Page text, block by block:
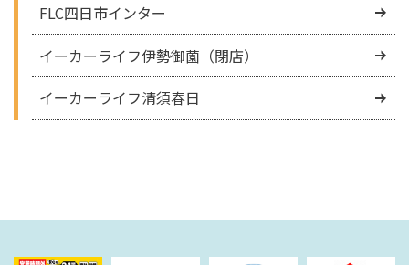
FLC四日市インター
イーカーライフ伊勢御薗（閉店）
イーカーライフ清須春日